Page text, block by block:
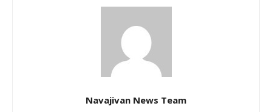
Navajivan News Team